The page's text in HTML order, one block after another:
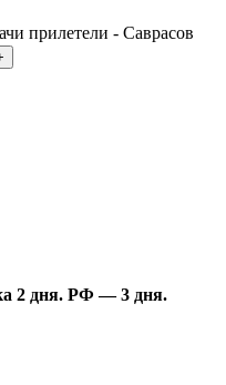
прилетели - Саврасов
2 дня. РФ — 3 дня.